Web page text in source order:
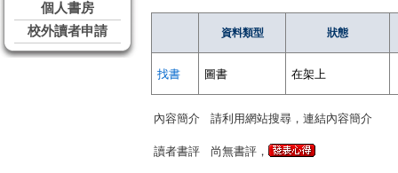
個人書房
校外讀者申請
資料類型 狀態
找書 圖書 在架上
內容簡介 請利用網站搜尋，連結內容簡介
讀者書評 尚無書評，